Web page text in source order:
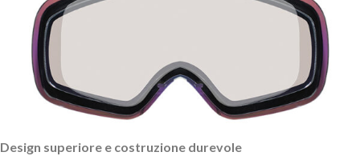
Design superiore e costruzione durevole